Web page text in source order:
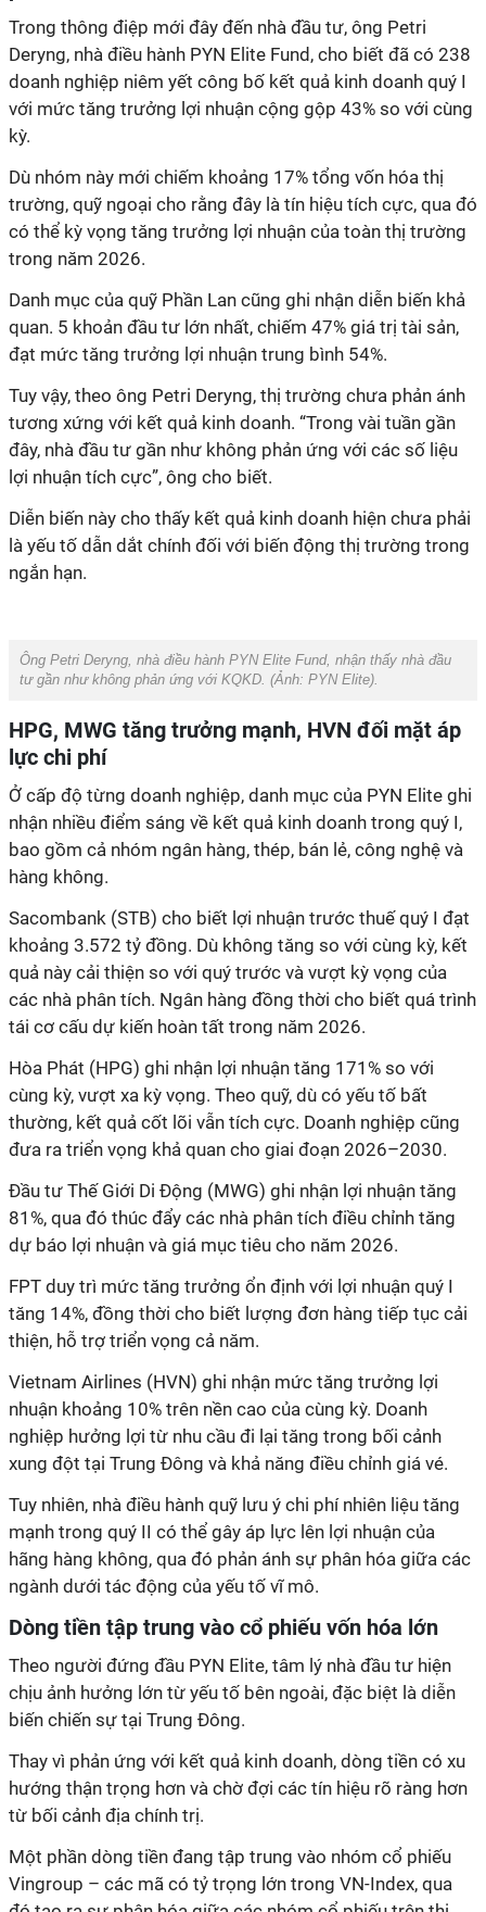
Trong thông điệp mới đây đến nhà đầu tư, ông Petri
Deryng, nhà điều hành PYN Elite Fund, cho biết đã có 238
doanh nghiệp niêm yết công bố kết quả kinh doanh quý I
với mức tăng trưởng lợi nhuận cộng gộp 43% so với cùng
kỳ.
Dù nhóm này mới chiếm khoảng 17% tổng vốn hóa thị
trường, quỹ ngoại cho rằng đây là tín hiệu tích cực, qua đó
có thể kỳ vọng tăng trưởng lợi nhuận của toàn thị trường
trong năm 2026.
Danh mục của quỹ Phần Lan cũng ghi nhận diễn biến khả
quan. 5 khoản đầu tư lớn nhất, chiếm 47% giá trị tài sản,
đạt mức tăng trưởng lợi nhuận trung bình 54%.
Tuy vậy, theo ông Petri Deryng, thị trường chưa phản ánh
tương xứng với kết quả kinh doanh. “Trong vài tuần gần
đây, nhà đầu tư gần như không phản ứng với các số liệu
lợi nhuận tích cực”, ông cho biết.
Diễn biến này cho thấy kết quả kinh doanh hiện chưa phải
là yếu tố dẫn dắt chính đối với biến động thị trường trong
ngắn hạn.
Ông Petri Deryng, nhà điều hành PYN Elite Fund, nhận thấy nhà đầu
tư gần như không phản ứng với KQKD. (Ảnh: PYN Elite).
HPG, MWG tăng trưởng mạnh, HVN đối mặt áp
lực chi phí
Ở cấp độ từng doanh nghiệp, danh mục của PYN Elite ghi
nhận nhiều điểm sáng về kết quả kinh doanh trong quý I,
bao gồm cả nhóm ngân hàng, thép, bán lẻ, công nghệ và
hàng không.
Sacombank (STB) cho biết lợi nhuận trước thuế quý I đạt
khoảng 3.572 tỷ đồng. Dù không tăng so với cùng kỳ, kết
quả này cải thiện so với quý trước và vượt kỳ vọng của
các nhà phân tích. Ngân hàng đồng thời cho biết quá trình
tái cơ cấu dự kiến hoàn tất trong năm 2026.
Hòa Phát (HPG) ghi nhận lợi nhuận tăng 171% so với
cùng kỳ, vượt xa kỳ vọng. Theo quỹ, dù có yếu tố bất
thường, kết quả cốt lõi vẫn tích cực. Doanh nghiệp cũng
đưa ra triển vọng khả quan cho giai đoạn 2026–2030.
Đầu tư Thế Giới Di Động (MWG) ghi nhận lợi nhuận tăng
81%, qua đó thúc đẩy các nhà phân tích điều chỉnh tăng
dự báo lợi nhuận và giá mục tiêu cho năm 2026.
FPT duy trì mức tăng trưởng ổn định với lợi nhuận quý I
tăng 14%, đồng thời cho biết lượng đơn hàng tiếp tục cải
thiện, hỗ trợ triển vọng cả năm.
Vietnam Airlines (HVN) ghi nhận mức tăng trưởng lợi
nhuận khoảng 10% trên nền cao của cùng kỳ. Doanh
nghiệp hưởng lợi từ nhu cầu đi lại tăng trong bối cảnh
xung đột tại Trung Đông và khả năng điều chỉnh giá vé.
Tuy nhiên, nhà điều hành quỹ lưu ý chi phí nhiên liệu tăng
mạnh trong quý II có thể gây áp lực lên lợi nhuận của
hãng hàng không, qua đó phản ánh sự phân hóa giữa các
ngành dưới tác động của yếu tố vĩ mô.
Dòng tiền tập trung vào cổ phiếu vốn hóa lớn
Theo người đứng đầu PYN Elite, tâm lý nhà đầu tư hiện
chịu ảnh hưởng lớn từ yếu tố bên ngoài, đặc biệt là diễn
biến chiến sự tại Trung Đông.
Thay vì phản ứng với kết quả kinh doanh, dòng tiền có xu
hướng thận trọng hơn và chờ đợi các tín hiệu rõ ràng hơn
từ bối cảnh địa chính trị.
Một phần dòng tiền đang tập trung vào nhóm cổ phiếu
Vingroup – các mã có tỷ trọng lớn trong VN-Index, qua